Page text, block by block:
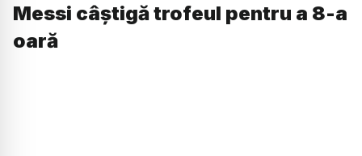
Messi câștigă trofeul pentru a 8-a
oară